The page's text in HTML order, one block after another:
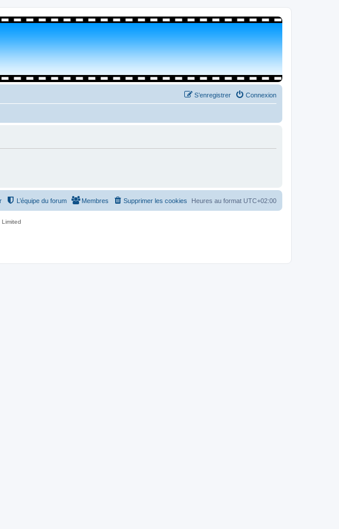
Connexion
S’enregistrer
Heures au format UTC+02:00
Supprimer les cookies
Membres
L’équipe du forum